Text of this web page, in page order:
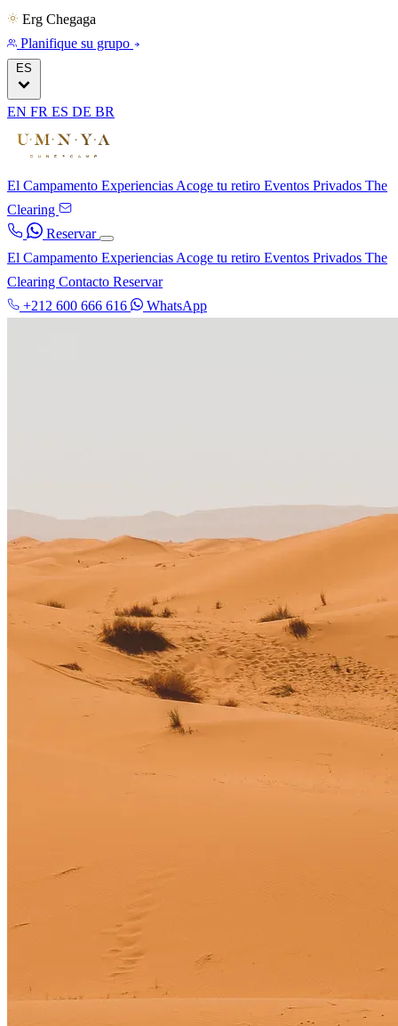
Erg Chegaga
Planifique su grupo
ES
EN FR ES DE BR
El Campamento Experiencias Acoge tu retiro Eventos Privados The
Clearing
Reservar
El Campamento Experiencias Acoge tu retiro Eventos Privados The
Clearing Contacto Reservar
+212 600 666 616
WhatsApp